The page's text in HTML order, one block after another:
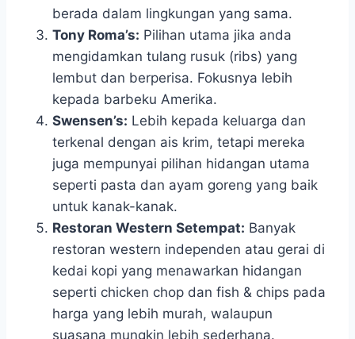
berada dalam lingkungan yang sama.
Tony Roma’s: Pilihan utama jika anda
mengidamkan tulang rusuk (ribs) yang
lembut dan berperisa. Fokusnya lebih
kepada barbeku Amerika.
Swensen’s: Lebih kepada keluarga dan
terkenal dengan ais krim, tetapi mereka
juga mempunyai pilihan hidangan utama
seperti pasta dan ayam goreng yang baik
untuk kanak-kanak.
Restoran Western Setempat: Banyak
restoran western independen atau gerai di
kedai kopi yang menawarkan hidangan
seperti chicken chop dan fish & chips pada
harga yang lebih murah, walaupun
suasana mungkin lebih sederhana.